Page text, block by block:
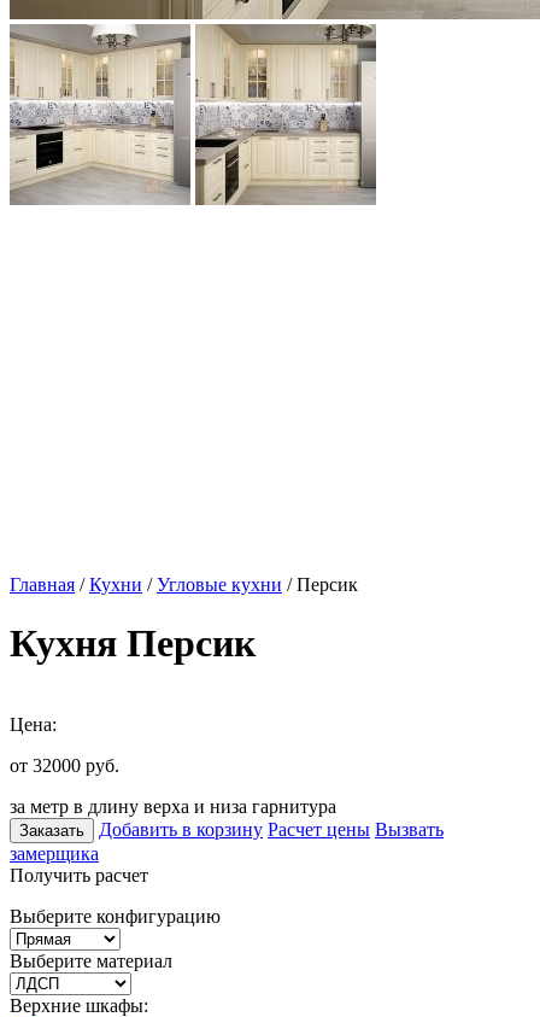
Главная /Кухни /Угловые кухни / Персик
Кухня Персик
Цена:
от 32000 руб.
за метр в длину верха и низа гарнитура
Заказать Добавить в корзину Расчет цены Вызвать
замерщика
Получить расчет
Выберите конфигурацию
Выберите материал
Верхние шкафы: